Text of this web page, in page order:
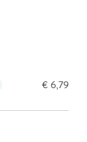
€ 6,79